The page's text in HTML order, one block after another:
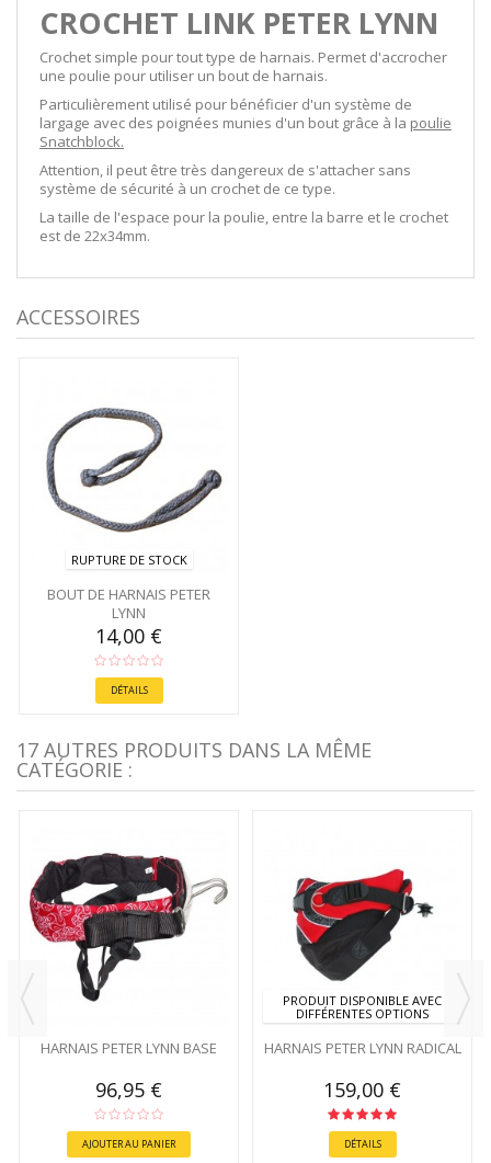
CROCHET LINK PETER LYNN
Crochet simple pour tout type de harnais. Permet d'accrocher
une poulie pour utiliser un bout de harnais.
Particulièrement utilisé pour bénéficier d'un système de
largage avec des poignées munies d'un bout grâce à la poulie
Snatchblock.
Attention, il peut être très dangereux de s'attacher sans
système de sécurité à un crochet de ce type.
La taille de l'espace pour la poulie, entre la barre et le crochet
est de 22x34mm.
ACCESSOIRES
RUPTURE DE STOCK
BOUT DE HARNAIS PETER
LYNN
14,00 €
DÉTAILS
17 AUTRES PRODUITS DANS LA MÊME
CATÉGORIE :
HARNAIS PETER LYNN BASE
96,95 €
AJOUTER AU PANIER
PRODUIT DISPONIBLE AVEC
DIFFÉRENTES OPTIONS
HARNAIS PETER LYNN RADICAL
159,00 €
DÉTAILS